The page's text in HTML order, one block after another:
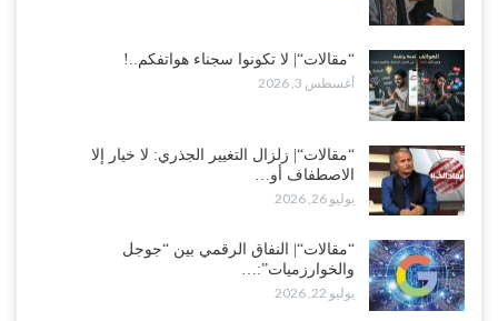
“مقالات“| لا تكونوا سجناء هواتفكم..!
أغسطس 3, 2026
“مقالات“| زلزال التغيير الجذري: لا خيار إلا
الاصطفاف أو…
يوليو 26, 2026
“مقالات“| النفاق الرقمي بين “جوجل
والخوارزميات”:…
يوليو 22, 2026